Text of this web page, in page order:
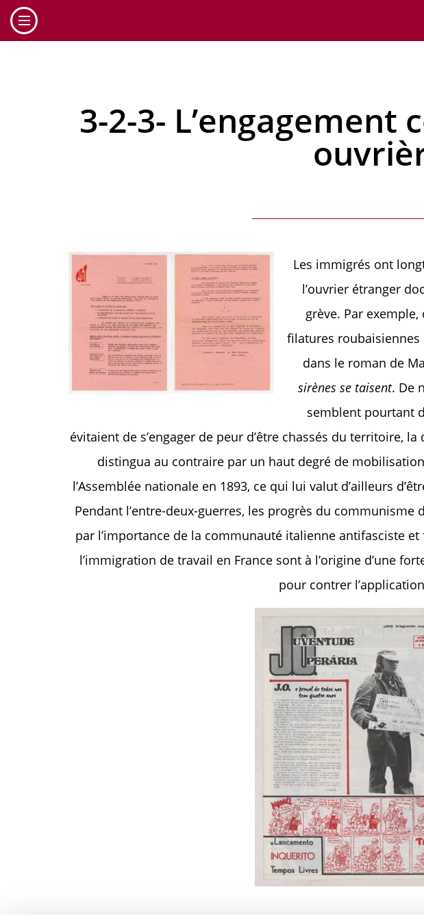
3-2-3-
Les immigrés ont
l’ouvrier étranger
grève. Par
filatures
dans le roman de
sirènes se taisent. De
semblent pourtant
évitaient de s’engager de peur d’être chassés du territoire,
distingua au contraire par un haut degré de
l’Assemblée nationale en 1893, ce qui lui valut d’ailleurs
Pendant l’entre-deux-guerres, les progrès du
par l’importance de la communauté italienne antifasciste
l’immigration de travail en France sont à l’origine d’une
pour contrer
Cookies management panel